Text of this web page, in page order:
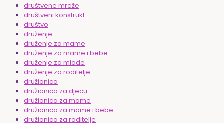
društvene mreže
društveni konstrukt
društvo
druženje
druženje za mame
druženje za mame i bebe
druženje za mlade
druženje za roditelje
družionica
družionica za djecu
družionica za mame
družionica za mame i bebe
družionica za roditelje